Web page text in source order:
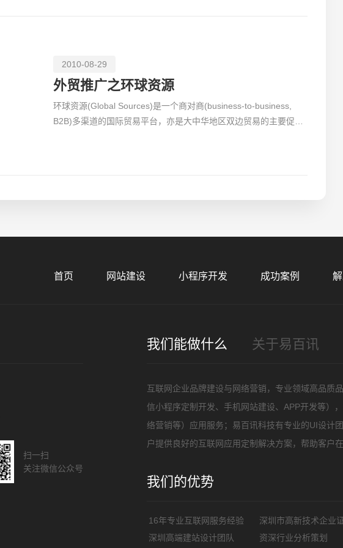
2010-08-29
外贸推广之环球资源
环球资源(Global Sources)是一个商对商(business-to-business,
B2B)多渠道的国际贸易平台，亦是大中华地区双边贸易的主要促进
首页 网站建设 小程序开发 成功案例
扫一扫
关注微信公众号
我们能做什么 关于易百讯
互联网企业品牌建设与网络营销，专业领域高品质
信小程序定制开发、手机网站建设、APP开发等）
络营销等）应用服务；易百讯科技有专业的UI设计
户提供良好的互联网应用定制解决方案，帮助客户
我们的优势
16年专业互联网服务经验 深圳市高新技术企业
深圳高端建站设计团队
资深行业分析策划